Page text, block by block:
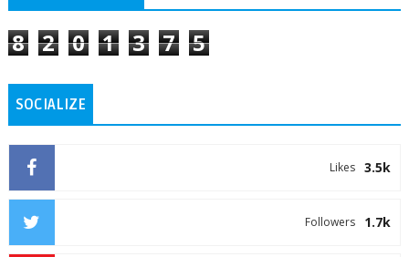
8 2 0 1 3 7 5
SOCIALIZE
3.5k
Likes
1.7k
Followers